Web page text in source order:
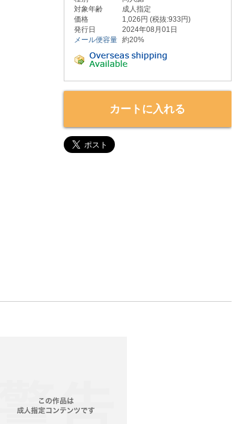
対象年齢
成人指定
価格
1,026円 (税抜:933円)
発行日
2024年08月01日
メール便容量 約20%
カートに入れる